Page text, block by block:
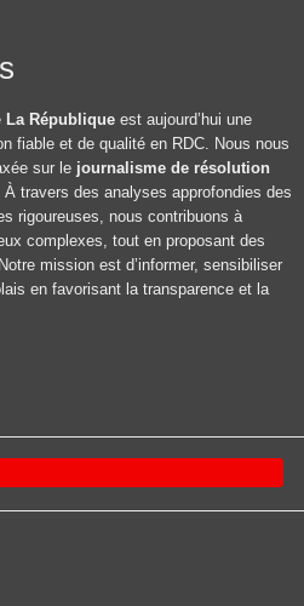
La République est aujourd’hui une
fiable et de qualité en RDC. Nous nous
sur le journalisme de résolution
À travers des analyses approfondies des
rigoureuses, nous contribuons à
complexes, tout en proposant des
mission est d’informer, sensibiliser
en favorisant la transparence et la